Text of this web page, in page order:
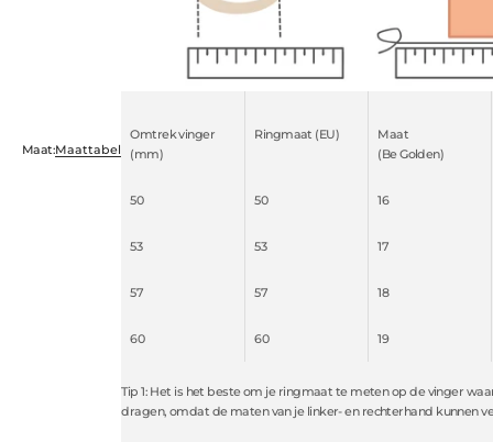
Maat:Maattabel
Omtrek vinger
(mm)
Ringmaat (EU)
Maat
(Be Golden)
50 50 16
53 53 17
57 57 18
60 60 19
Tip 1: Het is het beste om je ringmaat te meten op de vinger
dragen, omdat de maten van je linker- en rechterhand kunnen